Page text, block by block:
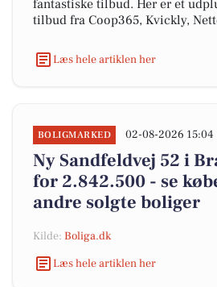
fantastiske tilbud. Her er et
tilbud fra Coop365, Kvickly,
Læs hele artiklen her
BOLIGMARKED 02-08-2026 15:04
Ny Sandfeldvej 52 i
for 2.842.500 - se
andre solgte boliger
Kilde: Boliga.dk
Læs hele artiklen her